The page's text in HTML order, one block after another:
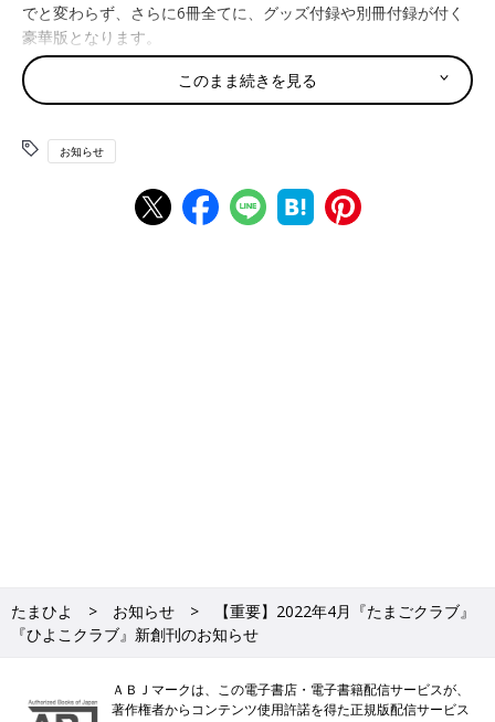
でと変わらず、さらに6冊全てに、グッズ付録や別冊付録が付く
豪華版となります。
『初めてのたまごクラブ』（2022年3月15日発売）
妊娠がわかったら最初に読む本（妊娠2・3・4カ月）
Amazonで見る
このまま続きを見る
お知らせ
たまひよ お知らせ
【重要】2022年4月『たまごクラブ』
『ひよこクラブ』新創刊のお知らせ
ＡＢＪマークは、この電子書店・電子書籍配信サービスが、
著作権者からコンテンツ使用許諾を得た正規版配信サービス